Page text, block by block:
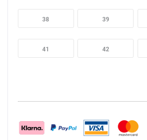
38 39
41 42